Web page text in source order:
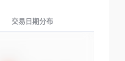
交易日期分布